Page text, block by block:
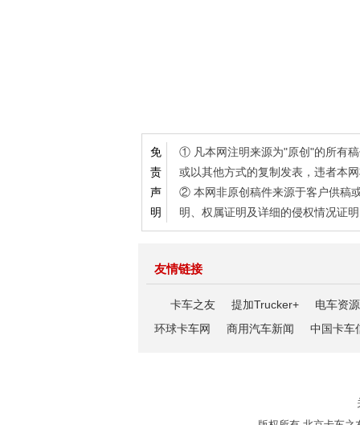
免
责
声
明
① 凡本网注明来源为"原创"的所有
或以其他方式的复制发表，违者本
② 本网非原创稿件来源于客户供稿
明、权属证明及详细的侵权情况证
友情链接
卡车之友 提加Trucker+
电车资源
环球卡车网
商用汽车新闻 中国卡车